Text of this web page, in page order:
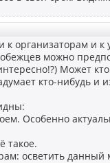
организаторам и к
можно
Может
кто-нибудь
Особенно
такое.
осветить